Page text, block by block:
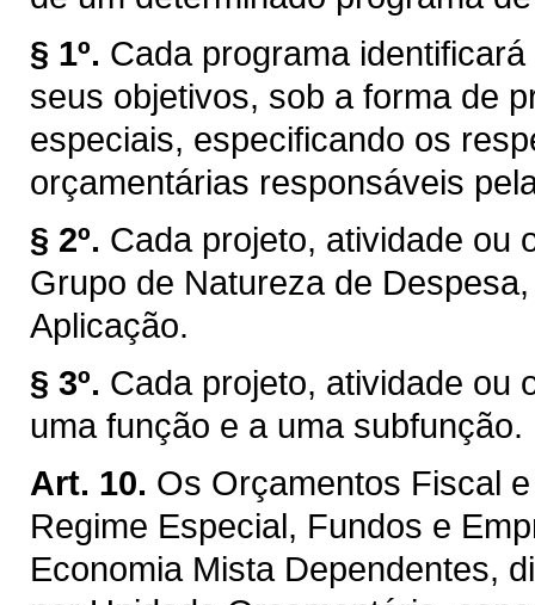
§ 1º. Cada programa
seus objetivos, sob a forma de
especiais, especificando os
orçamentárias responsáveis
§ 2º. Cada projeto, atividade ou
Grupo de Natureza de
Aplicação.
§ 3º. Cada projeto, atividade ou
uma função e a uma subfunção.
Art. 10. Os Orçamentos Fiscal
Regime Especial, Fundos e
Economia Mista Dependentes,